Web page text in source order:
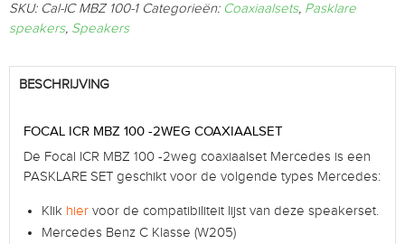
SKU: Cal-IC MBZ 100-1 Categorieën: Coaxiaalsets, Pasklare
speakers, Speakers
BESCHRIJVING
FOCAL ICR MBZ 100 -2WEG COAXIAALSET
De Focal ICR MBZ 100 -2weg coaxiaalset Mercedes is een
PASKLARE SET geschikt voor de volgende types Mercedes:
Klik hier voor de compatibiliteit lijst van deze speakerset.
Mercedes Benz C Klasse (W205)